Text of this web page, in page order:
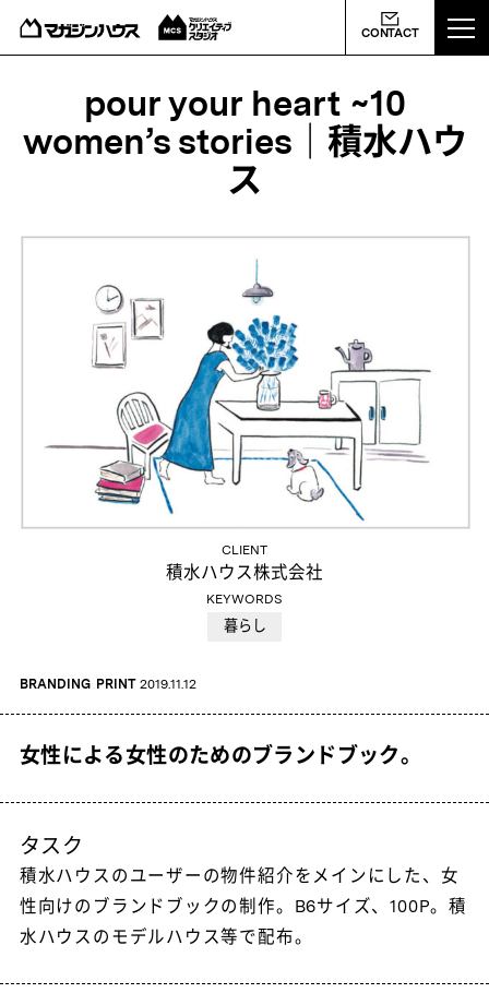
CONTACT
ABOUT US
MCS NEWS
WORKS
CONTACT
会社概要 ライバシーポリシー よくあるご質問
pour your heart ~10
women’s stories｜積水ハウ
ス
CLIENT
積水ハウス株式会社
KEYWORDS
暮らし
BRANDING PRINT 2019.11.12
女性による女性のためのブランドブック。
タスク
積水ハウスのユーザーの物件紹介をメインにした、女
性向けのブランドブックの制作。B6サイズ、100P。積
水ハウスのモデルハウス等で配布。